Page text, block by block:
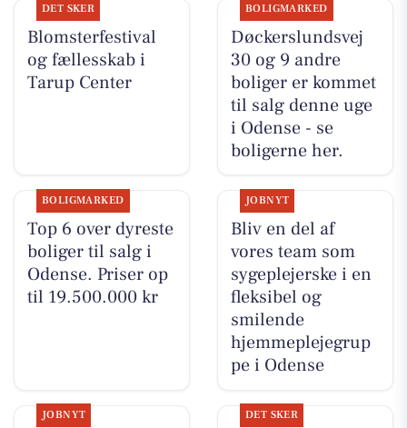
DET SKER
Blomsterfestival
og fællesskab i
Tarup Center
BOLIGMARKED
Døckerslundsvej
30 og 9 andre
boliger er kommet
til salg denne uge
i Odense - se
boligerne her.
BOLIGMARKED
Top 6 over dyreste
boliger til salg i
Odense. Priser op
til 19.500.000 kr
JOBNYT
Bliv en del af
vores team som
sygeplejerske i en
fleksibel og
smilende
hjemmeplejegrup
pe i Odense
JOBNYT DET SKER